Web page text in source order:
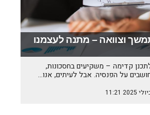
וצוואה – מתנה לעצמנו
קדימה – משקיעים בחסכונות,
על הפנסיה. אבל לעיתים, אנו…